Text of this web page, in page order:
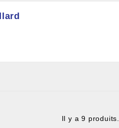
Il y a 9 produits.